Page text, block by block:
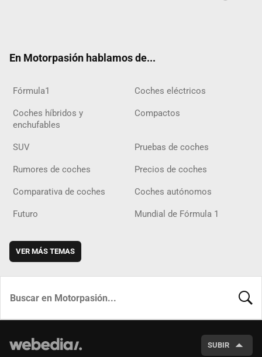
En Motorpasión hablamos de...
Fórmula1 Coches eléctricos
Coches híbridos y
enchufables
Compactos
SUV Pruebas de coches
Rumores de coches Precios de coches
Comparativa de coches Coches autónomos
Futuro Mundial de Fórmula 1
VER MÁS TEMAS
SUBIR